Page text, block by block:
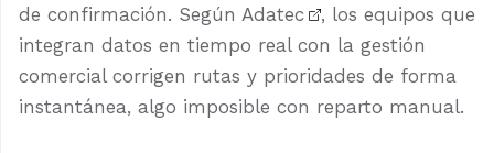
de confirmación. Según Adatec
, los equipos que
integran datos en tiempo real con la gestión
comercial corrigen rutas y prioridades de forma
instantánea, algo imposible con reparto manual.